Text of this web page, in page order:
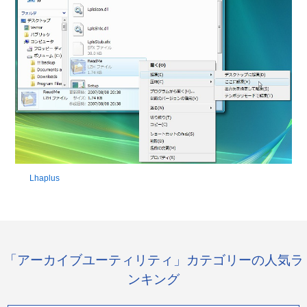
Lhaplus
「アーカイブユーティリティ」カテゴリーの人気ラ
ンキング